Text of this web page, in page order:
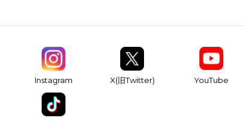
Instagram X(旧Twitter) YouTube